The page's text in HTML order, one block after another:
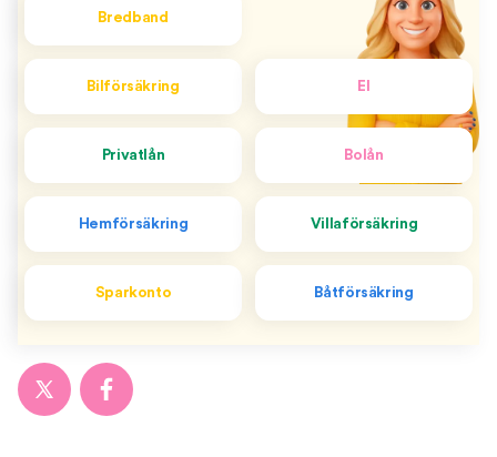
Bredband
Bilförsäkring El
Privatlån Bolån
Hemförsäkring Villaförsäkring
Sparkonto Båtförsäkring